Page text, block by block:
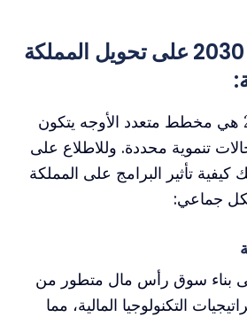
كيف تعمل رؤية 2030 على تحويل المملكة
رؤية السعودية 2030 هي مخطط متعدد الأوجه يتكون
تنموية محددة. وللاطلاع على
2030، إليك كيفية تأثير البرامج على المملكة
جماعي:
رؤية 2030 على بناء سوق رأس مال متطور من
التكنولوجيا المالية، مما